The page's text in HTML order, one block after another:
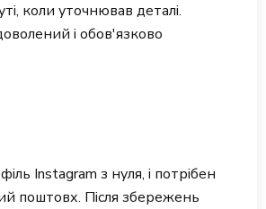
коли уточнював деталі.
і обов'язково
Instagram з нуля, і потрібен
поштовх. Після збережень